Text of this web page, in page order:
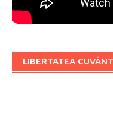
LIBERTATEA